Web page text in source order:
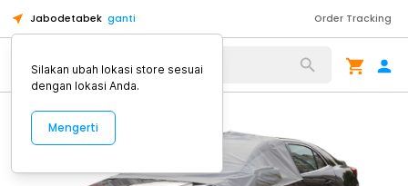
Jabodetabek ganti Order Tracking
Alat Kopi
Silakan ubah lokasi store sesuai
dengan lokasi Anda.
Mengerti